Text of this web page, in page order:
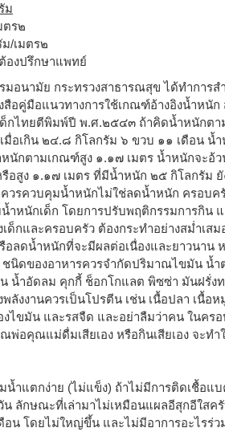
ม
ร๒
เมตร๒
องปรึกษาแพทย์
มอนามัย กระทรวงสาธารณสุข ได้ทำการส
อคู่มือแนวทางการใช้เกณฑ์อ้างอิงน้ำหนัก
ด็กไทยตีพิมพ์ปี พ.ศ.๒๕๔๓ ถ้าคิดน้ำหนักต
มื่อเกิน ๒๔.๘ กิโลกรัม ๖ ขวบ ๑๑ เดือน น้
นักตามเกณฑ์สูง ๑.๑๗ เมตร น้ำหนักจะอ้
อสูง ๑.๑๗ เมตร ที่มีน้ำหนัก ๒๕ กิโลกรัม
วรควบคุมน้ำหนักไม่ใช่ลดน้ำหนัก ครอบค
ำหนักเด็ก โดยการปรับพฤติกรรมการกิน
ด็กและครอบครัว ต้องกระทำอย่างสม่ำเส
ลดน้ำหนักที่จะมีผลต่อเนื่องและยาวนาน
นิดของอาหารควรจำกัดปริมาณไขมัน น้ำ
น น้ำอัดลม คุกกี้ ช็อกโกแลต พิซซ่า มันฝรั่ง
ลังงานควรเป็นโปรตีน เช่น เนื้อปลา เนื้อ
ไขมัน และรสจืด และอย่าลืมว่าคน ในคร
อคุณแม่ดื่มเสียเอง หรือกินเสียเอง จะท
น้ำแตกง่าย (ไม่แข็ง) ถ้าไม่มีการติดเชื้อแ
น ลักษณะที่เล่ามาไม่เหมือนแผลอีสุกอีใสค
อน โดยไม่ใหญ่ขึ้น และไม่มีอาการอะไรร่